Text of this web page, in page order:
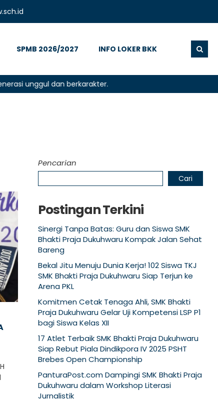
SPMB 2026/2027 INFO LOKER BKK
dan berkarakter.
Pencarian
Cari
Postingan Terkini
Sinergi Tanpa Batas: Guru dan Siswa SMK
Bhakti Praja Dukuhwaru Kompak Jalan Sehat
Bareng
Bekal Jitu Menuju Dunia Kerja! 102 Siswa TKJ
SMK Bhakti Praja Dukuhwaru Siap Terjun ke
Arena PKL
Komitmen Cetak Tenaga Ahli, SMK Bhakti
Praja Dukuhwaru Gelar Uji Kompetensi LSP P1
bagi Siswa Kelas XII
17 Atlet Terbaik SMK Bhakti Praja Dukuhwaru
Siap Rebut Piala Dindikpora IV 2025 PSHT
Brebes Open Championship
PanturaPost.com Dampingi SMK Bhakti Praja
Dukuhwaru dalam Workshop Literasi
Jurnalistik